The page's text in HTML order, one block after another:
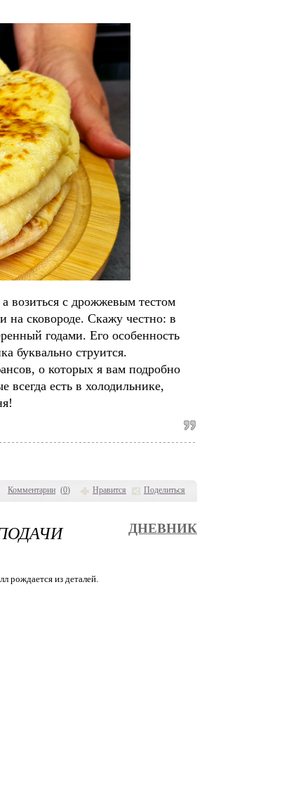
Комментарии (0) Нравится Поделиться
а возиться с дрожжевым тестом
сковороде. Скажу честно: в
годами. Его особенность
буквально струится.
о которых я вам подробно
есть в холодильнике,
ДНЕВНИК
рождается из деталей.